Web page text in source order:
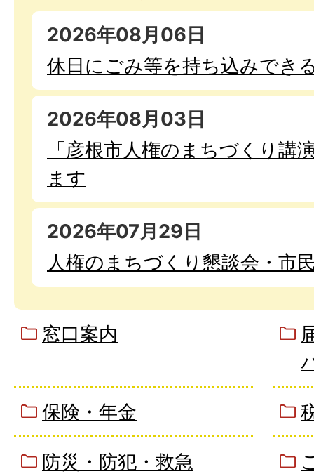
2026年08月06日
休日にごみ等を持ち込みでき
2026年08月03日
「彦根市人権のまちづくり講
ます
2026年07月29日
人権のまちづくり懇談会・市
2026年07月28日
交付申請受付開始・交付式開
よび新デザイン原付ナンバー
2026年07月24日
彦根市上下水道料金お客様サ
窓口案内
保険・年金
防災・防犯・救急